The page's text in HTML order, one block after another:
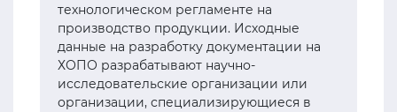
технологическом регламенте на
производство продукции. Исходные
данные на разработку документации на
ХОПО разрабатывают научно-
исследовательские организации или
организации, специализирующиеся в